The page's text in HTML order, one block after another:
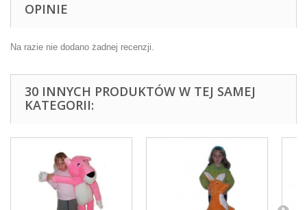
OPINIE
Na razie nie dodano żadnej recenzji.
30 INNYCH PRODUKTÓW W TEJ SAMEJ
KATEGORII: